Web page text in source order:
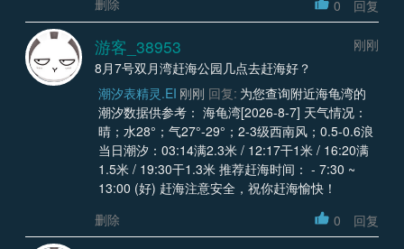
删除 0 回复
游客_38953
刚刚
8月7号双月湾赶海公园几点去赶海好？
潮汐表精灵.EI 刚刚 回复: 为您查询附近海龟湾的
潮汐数据供参考： 海龟湾[2026-8-7] 天气情况：
晴；水28°；气27°-29°；2-3级西南风；0.5-0.6浪
当日潮汐：03:14满2.3米 / 12:17干1米 / 16:20满
1.5米 / 19:30干1.3米 推荐赶海时间： - 7:30 ~
13:00 (好) 赶海注意安全，祝你赶海愉快！
删除
0 回复